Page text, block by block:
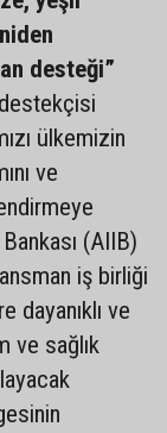
desteği”
destekçisi
ülkemizin
ve
(AIIB)
iş birliği
dayanıklı ve
ve sağlık